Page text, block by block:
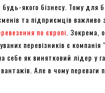
якого бізнесу. Тому для
та підприємців важливо
по європі . Зокрема,
перевізників є компанія
себе як винятковий лідер у
Але в чому переваги